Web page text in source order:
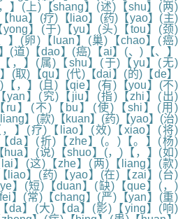
】(上)【shang】(述)【shu】(两)
hua】(疗)【liao】(药)【yao】(主)
yong】(于)【yu】(头)【tou】(颈)
】(卵)【luan】(巢)【chao】(癌)
(道)【dao】(癌)【ai】(、)【、】
，】(属)【shu】(于)【yu】(无)
(取)【qu】(代)【dai】(的)【de】
，】(且)【qie】(有)【you】(不)
yan】(究)【jiu】(指)【zhi】(出)
ru】(不)【bu】(使)【shi】(用)
】(款)【kuan】(药)【yao】(治)
，】(疗)【liao】(效)【xiao】(将)
da】(折)【zhe】(。)【。】(杨)
hua】(说)【shuo】(，)【，】(如)
】(这)【zhe】(两)【liang】(款)
liao】(药)【yao】(在)【zai】(台)
】(短)【duan】(缺)【que】(，)
】(常)【chang】(严)【yan】(重)
da】(大)【da】(影)【ying】(响)